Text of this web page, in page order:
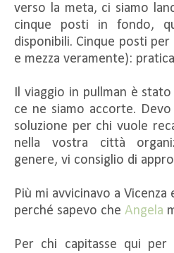
verso la meta, ci siamo
cinque posti in fondo,
disponibili. Cinque posti
e mezza veramente):
Il viaggio in pullman è
ce ne siamo accorte.
soluzione per chi vuole
nella vostra città
genere, vi consiglio di
Più mi avvicinavo a Vicenza
perché sapevo che Angela
Per chi capitasse qui